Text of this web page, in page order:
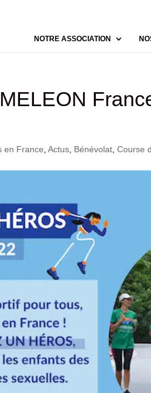
NOTRE ASSOCIATION
en France ,Actus Bénévolat ,Course